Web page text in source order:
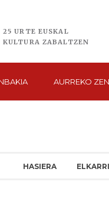
25 URTE EUSKAL
KULTURA ZABALTZEN
AURREKO
HASIERA